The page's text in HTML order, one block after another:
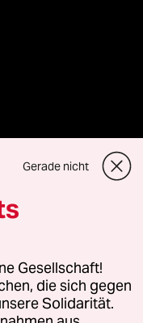
oder für Genehmigungen
Gerade nicht
Gesellschaft!
die sich gegen
Solidarität.